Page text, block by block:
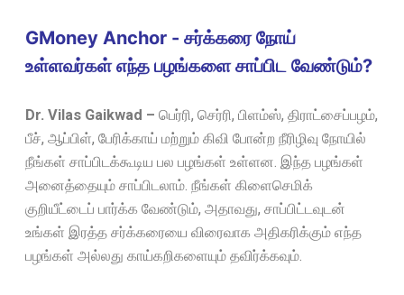
GMoney Anchor - சர்க்கரை நோய்
உள்ளவர்கள் எந்த பழங்களை சாப்பிட வேண்டும்?
Dr. Vilas Gaikwad – பெர்ரி, செர்ரி, பிளம்ஸ், திராட்சைப்பழம்,
பீச், ஆப்பிள், பேரிக்காய் மற்றும் கிவி போன்ற நீரிழிவு நோயில்
நீங்கள் சாப்பிடக்கூடிய பல பழங்கள் உள்ளன. இந்த பழங்கள்
அனைத்தையும் சாப்பிடலாம். நீங்கள் கிளைசெமிக்
குறியீட்டைப் பார்க்க வேண்டும், அதாவது, சாப்பிட்டவுடன்
உங்கள் இரத்த சர்க்கரையை விரைவாக அதிகரிக்கும் எந்த
பழங்கள் அல்லது காய்கறிகளையும் தவிர்க்கவும்.